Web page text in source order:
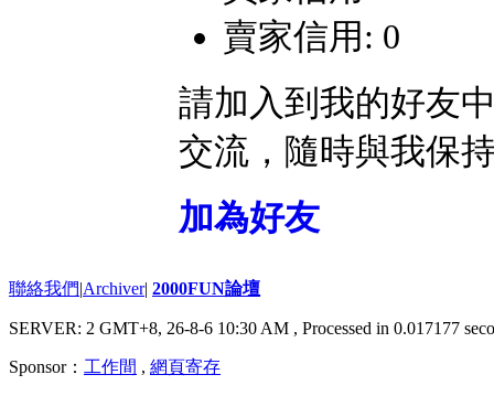
賣家信用: 0
請加入到我的好友
交流，隨時與我保
加為好友
聯絡我們|Archiver| 2000FUN論壇
SERVER: 2 GMT+8, 26-8-6 10:30 AM , Processed in 0.017177
Sponsor： 工作間 , 網頁寄存